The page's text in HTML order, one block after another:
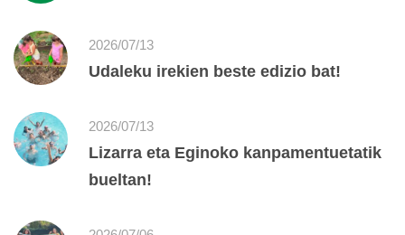
2026/07/13
Udaleku irekien beste edizio bat!
2026/07/13
Lizarra eta Eginoko kanpamentuetatik
bueltan!